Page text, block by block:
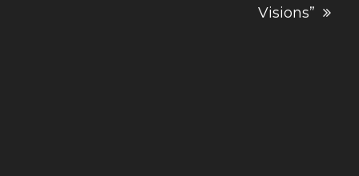
Visions”